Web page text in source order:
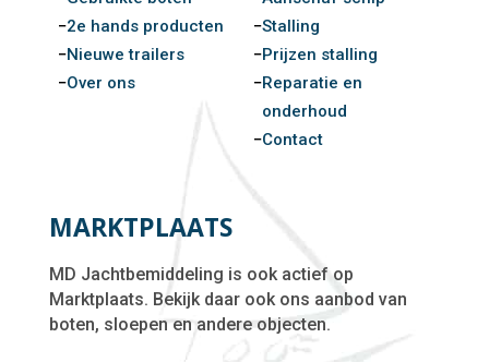
2e hands producten
Nieuwe trailers
Over ons
Stalling
Prijzen stalling
Reparatie en
onderhoud
Contact
MARKTPLAATS
MD Jachtbemiddeling is ook actief op
Marktplaats. Bekijk daar ook ons aanbod van
boten, sloepen en andere objecten.